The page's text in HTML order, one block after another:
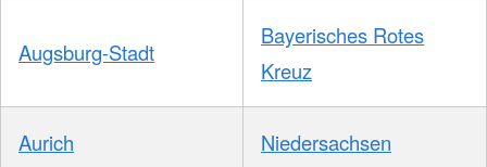
Augsburg-Stadt
Bayerisches Rotes
Kreuz
Aurich Niedersachsen